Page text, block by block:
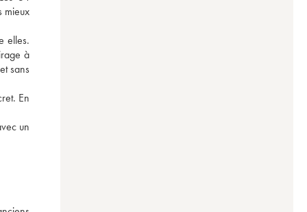
mieux
elles.
à
sans
En
un